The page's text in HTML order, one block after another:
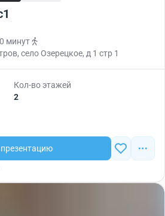
минут
село Озерецкое, д 1 стр 1
Кол-во этажей
2